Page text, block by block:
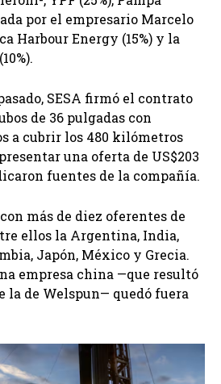
por el empresario Marcelo
Harbour Energy (15%) y la
SESA firmó el contrato
de 36 pulgadas con
a cubrir los 480 kilómetros
una oferta de US$203
fuentes de la compañía.
más de diez oferentes de
ellos la Argentina, India,
Japón, México y Grecia.
empresa china —que resultó
la de Welspun— quedó fuera